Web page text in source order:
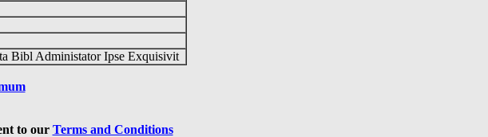
Bibl Administator Ipse Exquisivit
to our Terms and Conditions